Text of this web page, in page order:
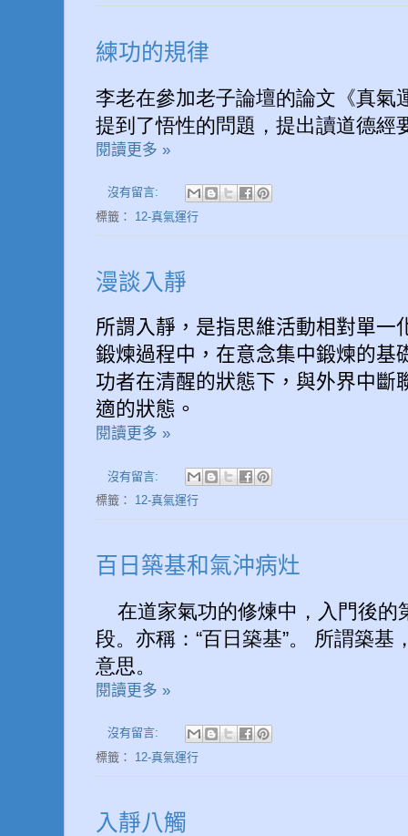
練功的規律
李老在參加老子論壇的論文《真氣
提到了悟性的問題，提出讀道德經
閱讀更多 »
沒有留言:
標籤： 12-真氣運行
漫談入靜
所謂入靜，是指思維活動相對單一
鍛煉過程中，在意念集中鍛煉的基
功者在清醒的狀態下，與外界中斷
適的狀態。
閱讀更多 »
沒有留言:
標籤： 12-真氣運行
百日築基和氣沖病灶
在道家氣功的修煉中，入門後的
段。亦稱：“百日築基”。 所謂築基
意思。
閱讀更多 »
沒有留言:
標籤： 12-真氣運行
入靜八觸